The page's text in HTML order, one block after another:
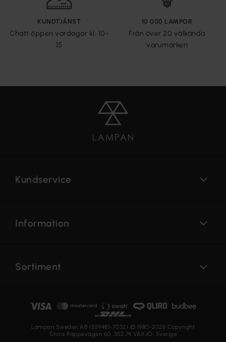
KUNDTJÄNST
Chatt öppen vardagar kl. 10-
15
10 000 LAMPOR
Från över 20 välkända
varumärken
Kundservice
Information
Sortiment
Lampan Sweden AB (559481-7032) © 1980-2026 Copyright
Stora Räppevägen 60, 352 74 VÄXJÖ, Sverige